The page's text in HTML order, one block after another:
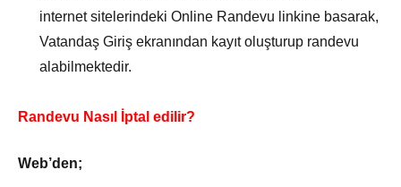
internet sitelerindeki Online Randevu linkine basarak,
Vatandaş Giriş ekranından kayıt oluşturup randevu
alabilmektedir.
Randevu Nasıl İptal edilir?
Web’den;